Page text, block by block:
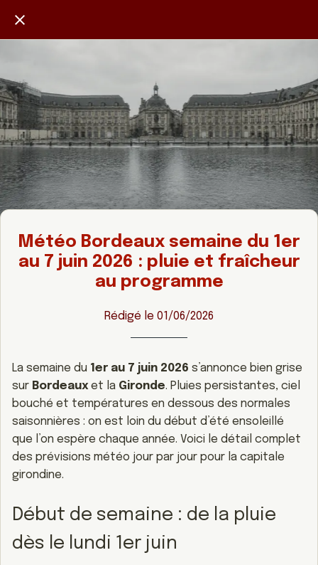
Météo Bordeaux semaine du 1er
au 7 juin 2026 : pluie et fraîcheur
au programme
Rédigé le 01/06/2026
La semaine du 1er au 7 juin 2026 s’annonce bien grise
sur Bordeauxet la Gironde. Pluies persistantes, ciel
bouché et températures en dessous des normales
saisonnières : on est loin du début d’été ensoleillé
que l’on espère chaque année. Voici le détail complet
des prévisions météo jour par jour pour la capitale
girondine.
Début de semaine : de la pluie
dès le lundi 1er juin